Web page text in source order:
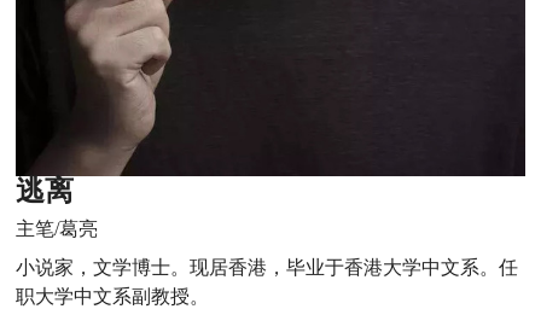
逃离
主笔/葛亮
小说家，文学博士。现居香港，毕业于香港大学中文系。任
职大学中文系副教授。